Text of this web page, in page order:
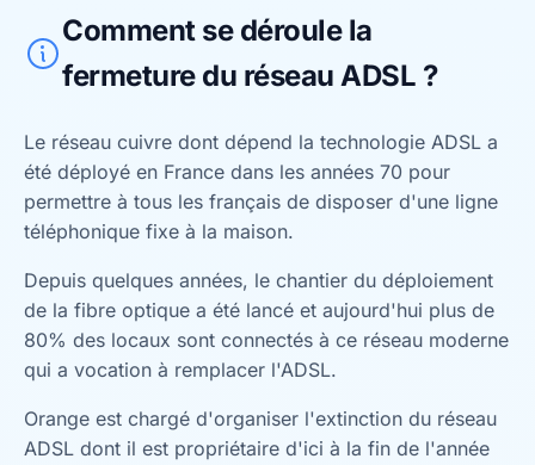
Comment se déroule la
fermeture du réseau ADSL ?
Le réseau cuivre dont dépend la technologie ADSL a
été déployé en France dans les années 70 pour
permettre à tous les français de disposer d'une ligne
téléphonique fixe à la maison.
Depuis quelques années, le chantier du déploiement
de la fibre optique a été lancé et aujourd'hui plus de
80% des locaux sont connectés à ce réseau moderne
qui a vocation à remplacer l'ADSL.
Orange est chargé d'organiser l'extinction du réseau
ADSL dont il est propriétaire d'ici à la fin de l'année